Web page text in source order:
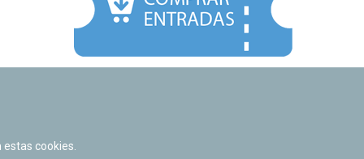
cookies.